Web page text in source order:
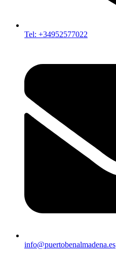
Tel: +34952577022
info@puertobenalmadena.es